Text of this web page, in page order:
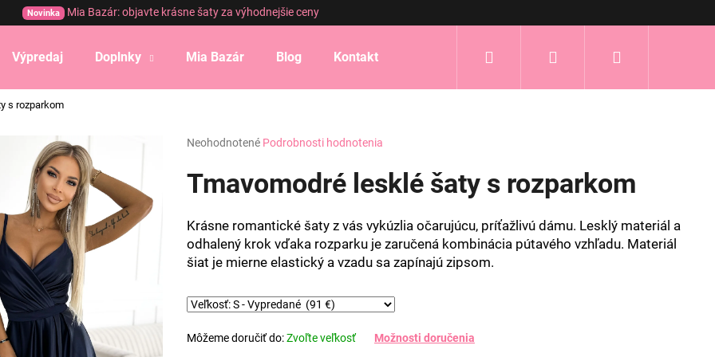
Novinka Mia Bazár: objavte krásne šaty za výhodnejšie ceny
Výpredaj Doplnky Mia Bazár Blog Kontakt Prihlásenie
s rozparkom
Priemerné
produktu
5
hviezdičiek.
Neohodnotené Podrobnosti hodnotenia
Tmavomodré lesklé šaty s rozparkom
Krásne romantické šaty z vás vykúzlia očarujúcu, príťažlivú dámu. Lesklý materiál a
odhalený krok vďaka rozparku je zaručená kombinácia pútavého vzhľadu. Materiál
šiat je mierne elastický a vzadu sa zapínajú zipsom.
Môžeme doručiť do:Zvoľte veľkosť Možnosti doručenia
Čo potrebujete nájsť?
HĽADAŤ
Odporúčame